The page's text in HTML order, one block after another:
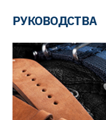
РУКОВОДСТВА